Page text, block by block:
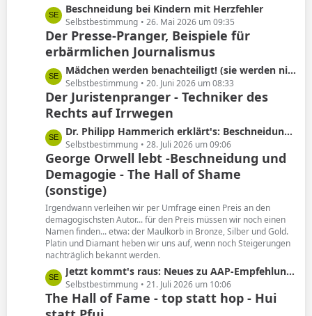
e
L
e
t
z
e
B
e
i
t
r
ä
g
e
Beschneidung bei Kindern mit Herzfehler
Selbstbestimmung 26. Mai 2026 um 09:35
Der Presse-Pranger, Beispiele für
erbärmlichen Journalismus
L
e
t
z
e
B
e
i
t
r
ä
g
e
Mädchen werden benachteiligt! (sie werden nicht beschnitten)
Selbstbestimmung 20. Juni 2026 um 08:33
Der Juristenpranger - Techniker des
Rechts auf Irrwegen
L
e
t
z
t
e
B
e
i
t
r
ä
g
e
Dr. Philipp Hammerich erklärt's: Beschneidung hat keine Spätfolgen!
Selbstbestimmung 28. Juli 2026 um 09:06
George Orwell lebt -Beschneidung und
Demagogie - The Hall of Shame
(sonstige)
Irgendwann verleihen wir per Umfrage einen Preis an den
demagogischsten Autor... für den Preis müssen wir noch einen
Namen finden... etwa: der Maulkorb in Bronze, Silber und Gold.
Platin und Diamant heben wir uns auf, wenn noch Steigerungen
nachträglich bekannt werden.
L
e
t
z
Jetzt kommt's raus: Neues zu AAP-Empfehlung von 2012!
Selbstbestimmung 21. Juli 2026 um 10:06
The Hall of Fame - top statt hop - Hui